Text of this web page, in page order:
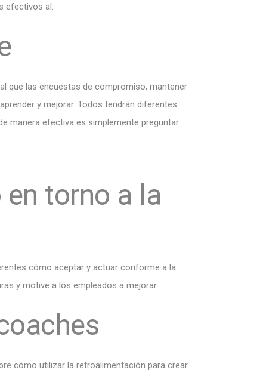
efectivos al:
que las encuestas de compromiso, mantener
y mejorar. Todos tendrán diferentes
manera efectiva es simplemente preguntar.
torno a la
cómo aceptar y actuar conforme a la
y motive a los empleados a mejorar.
cómo utilizar la retroalimentación para crear